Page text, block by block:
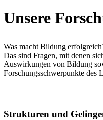
Unsere
Was macht Bildung
Das sind Fragen, mit denen
Auswirkungen von Bildung
Forschungsschwerpunkte des
Strukturen und